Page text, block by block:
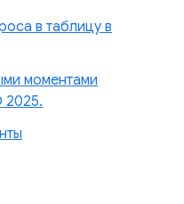
в таблицу в
моментами
2025.